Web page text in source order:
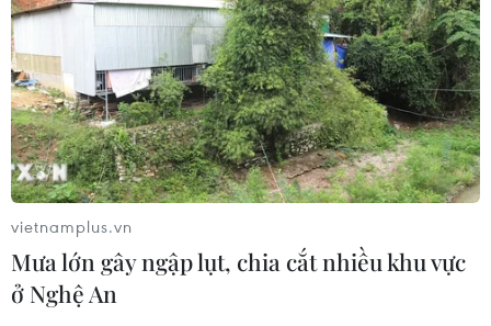
vietnamplus.vn
Mưa lớn gây ngập lụt, chia cắt nhiều khu vực
ở Nghệ An